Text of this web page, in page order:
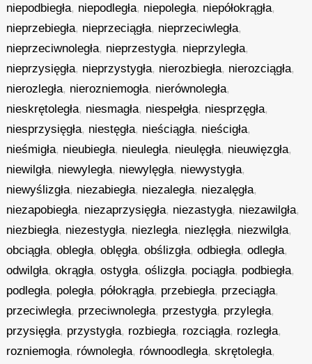
niepodbiegła, niepodległa, niepoległa, niepółokrągła,
nieprzebiegła, nieprzeciągła, nieprzeciwległa,
nieprzeciwnoległa, nieprzestygła, nieprzyległa,
nieprzysięgła, nieprzystygła, nierozbiegła, nierozciągła,
nierozległa, nierozniemogła, nierównoległa,
nieskrętoległa, niesmagła, niespełgła, niesprzęgła,
niesprzysięgła, niestęgła, nieściągła, nieścigła,
nieśmigła, nieubiegła, nieuległa, nieulęgła, nieuwięzgła,
niewilgła, niewyległa, niewylęgła, niewystygła,
niewyślizgła, niezabiegła, niezaległa, niezalęgła,
niezapobiegła, niezaprzysięgła, niezastygła, niezawilgła,
niezbiegła, niezestygła, niezległa, niezlęgła, niezwilgła,
obciągła,obległa,oblęgła,obślizgła,odbiegła,odległa,
odwilgła,okrągła,ostygła,oślizgła, pociągła, podbiegła,
podległa, poległa, półokrągła, przebiegła, przeciągła,
przeciwległa, przeciwnoległa, przestygła, przyległa,
przysięgła, przystygła, rozbiegła, rozciągła, rozległa,
rozniemogła, równoległa, równoodległa,skrętoległa,